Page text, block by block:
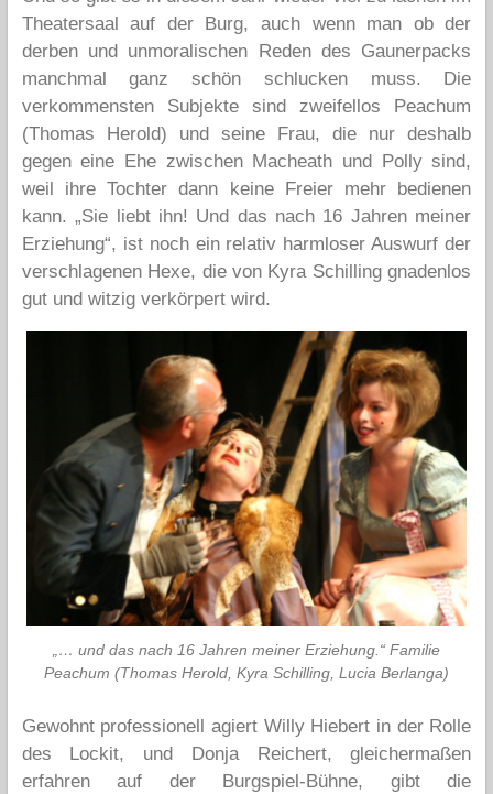
Theatersaal auf der Burg, auch wenn man ob der
derben und unmoralischen Reden des Gaunerpacks
manchmal ganz schön schlucken muss. Die
verkommensten Subjekte sind zweifellos Peachum
(Thomas Herold) und seine Frau, die nur deshalb
gegen eine Ehe zwischen Macheath und Polly sind,
weil ihre Tochter dann keine Freier mehr bedienen
kann. „Sie liebt ihn! Und das nach 16 Jahren meiner
Erziehung“, ist noch ein relativ harmloser Auswurf der
verschlagenen Hexe, die von Kyra Schilling gnadenlos
gut und witzig verkörpert wird.
„… und das nach 16 Jahren meiner Erziehung.“ Familie
Peachum (Thomas Herold, Kyra Schilling, Lucia Berlanga)
Gewohnt professionell agiert Willy Hiebert in der Rolle
des Lockit, und Donja Reichert, gleichermaßen
erfahren auf der Burgspiel-Bühne, gibt die